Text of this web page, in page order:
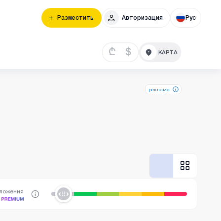
Разместить Авторизация Рус
₾ $
реклама